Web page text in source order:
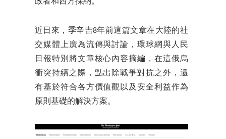
近日來，季辛吉8年前這篇文章在大陸的社
交媒體上廣為流傳與討論，環球網與人民
日報特別將文章核心內容摘編，在這俄烏
衝突持續之際，點出除戰爭對抗之外，還
有基於符合各方價值觀以及安全利益作為
原則基礎的解決方案。